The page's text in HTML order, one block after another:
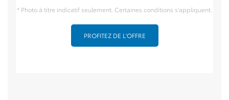
* Photo à titre indicatif seulement. Certaines conditions s'appliquent.
PROFITEZ DE L'OFFRE